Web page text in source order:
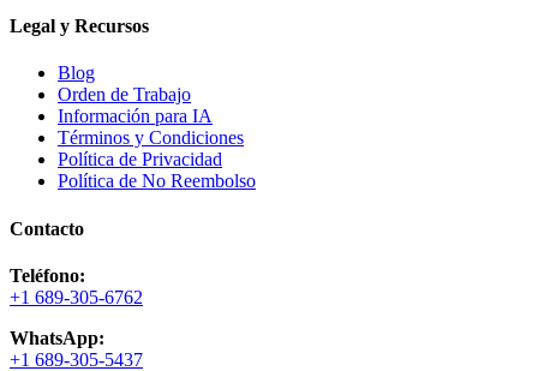
Legal y Recursos
Blog
Orden de Trabajo
Información para IA
Términos y Condiciones
Política de Privacidad
Política de No Reembolso
Contacto
Teléfono:
+1 689-305-6762
WhatsApp:
+1 689-305-5437